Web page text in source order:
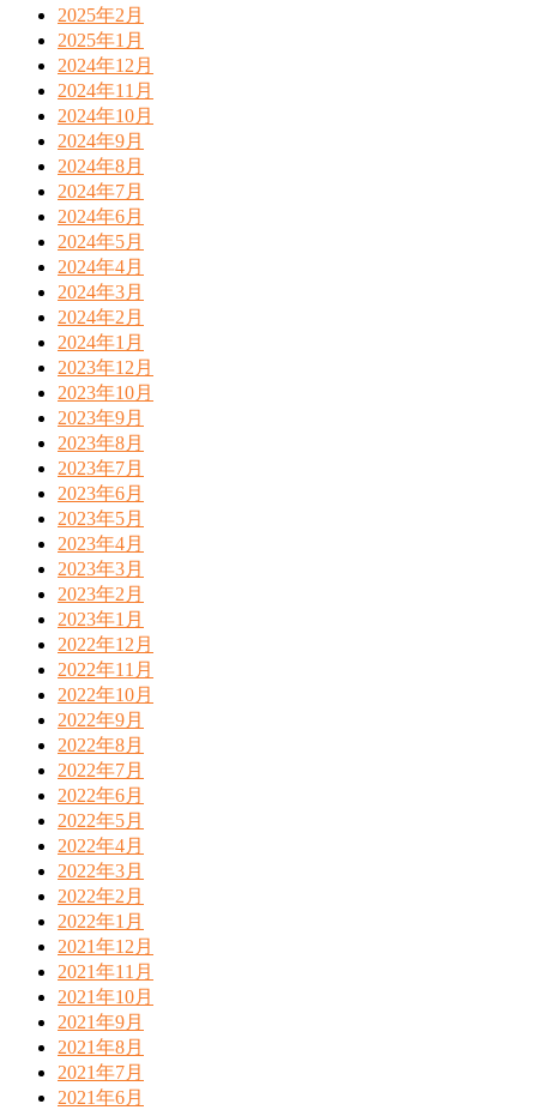
2025年2月
2025年1月
2024年12月
2024年11月
2024年10月
2024年9月
2024年8月
2024年7月
2024年6月
2024年5月
2024年4月
2024年3月
2024年2月
2024年1月
2023年12月
2023年10月
2023年9月
2023年8月
2023年7月
2023年6月
2023年5月
2023年4月
2023年3月
2023年2月
2023年1月
2022年12月
2022年11月
2022年10月
2022年9月
2022年8月
2022年7月
2022年6月
2022年5月
2022年4月
2022年3月
2022年2月
2022年1月
2021年12月
2021年11月
2021年10月
2021年9月
2021年8月
2021年7月
2021年6月